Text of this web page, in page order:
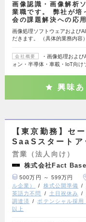
画像認識・画像解析
業職です。 弊社が培
会の課題解決への応
画像処理ソフトウェアおよび
だきます。 （具体的業務内容
会社概要
・画像処理およ
ォン・半導体・車載・IoT向け
興味あ
【東京勤務】セ
SaaSスタートア
営業（法人向け）
株式会社Fact Base
500万円 ～ 599万円
ル企業）
株式公開準備
英語力不問
土日祝休み
調達済
ポテンシャル採用
以上